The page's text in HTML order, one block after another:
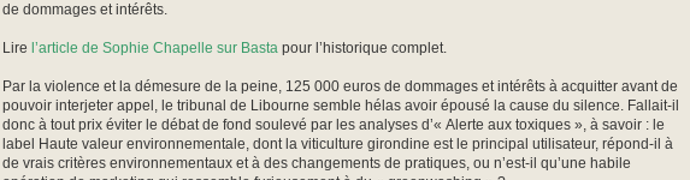
de dommages et intérêts.
Lire l’article de Sophie Chapelle sur Basta pour l’historique complet.
Par la violence et la démesure de la peine, 125 000 euros de dommages et intérêts à acquitter avant de
pouvoir interjeter appel, le tribunal de Libourne semble hélas avoir épousé la cause du silence. Fallait-il
donc à tout prix éviter le débat de fond soulevé par les analyses d’« Alerte aux toxiques », à savoir : le
label Haute valeur environnementale, dont la viticulture girondine est le principal utilisateur, répond-il à
de vrais critères environnementaux et à des changements de pratiques, ou n’est-il qu’une habile